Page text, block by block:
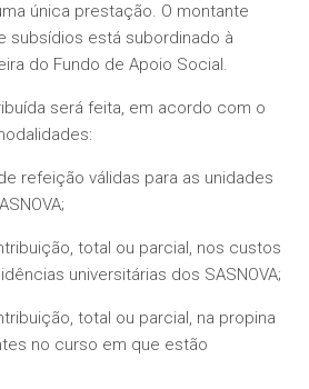
única prestação. O montante
subsídios está subordinado à
do Fundo de Apoio Social.
será feita, em acordo com o
refeição válidas para as unidades
total ou parcial, nos custos
universitárias dos SASNOVA;
total ou parcial, na propina
no curso em que estão